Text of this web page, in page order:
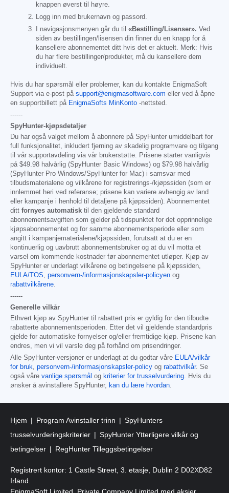
knappen øverst til høyre.
Logg inn med brukernavn og passord.
I navigasjonsmenyen går du til «Bestilling/Lisenser». Ved
siden av bestillingen/lisensen din finner du en knapp for å
kansellere abonnementet ditt hvis det er aktuelt. Merk: Hvis
du har flere bestillinger/produkter, må du kansellere dem
individuelt.
Hvis du har spørsmål eller problemer, kan du kontakte EnigmaSoft
Support via e-post på support@enigmasoftware.com eller ved å åpne
en supportbillett på EnigmaSofts MinKonto -nettsted.
------
SpyHunter-kjøpsdetaljer
Du har også valget mellom å abonnere på SpyHunter umiddelbart for
full funksjonalitet, inkludert fjerning av skadelig programvare og tilgang
til vår supportavdeling via vår brukerstøtte. Prisene starter vanligvis
på $49.98 halvårlig (SpyHunter Basic Windows) og $79.98 halvårlig
(SpyHunter Pro Windows/SpyHunter for Mac) i samsvar med
tilbudsmaterialene og vilkårene for registrerings-/kjøpssiden (som er
innlemmet heri ved referanse; prisene kan variere avhengig av land
eller kampanje i henhold til detaljene på kjøpssiden). Abonnementet
ditt fornyes automatisk til den gjeldende standard
abonnementsavgiften som gjelder på tidspunktet for det opprinnelige
kjøpsabonnementet og for samme abonnementsperiode eller som
angitt i kampanjematerialene/kjøpssiden, forutsatt at du er en
kontinuerlig og uavbrutt abonnementsbruker og at du vil motta et
varsel om kommende kostnader før abonnementet utløper. Kjøp av
SpyHunter er underlagt vilkårene og betingelsene på kjøpssiden,
EULA/TOS, personvern-/informasjonskapsler-policyen og
rabattvilkårene.
------
Generelle vilkår
Ethvert kjøp av SpyHunter til rabattert pris er gyldig for den tilbudte
rabatterte abonnementsperioden. Etter det vil gjeldende standardpris
gjelde for automatiske fornyelser og/eller fremtidige kjøp. Prisene kan
endres, men vi vil varsle deg på forhånd om prisendringer.
Alle SpyHunter-versjoner er underlagt at du godtar våre EULA/vilkår
for bruk, personvern-/informasjonskapsler-policy og rabattvilkår. Se
også våre vanlige spørsmål og kriterier for trusselvurdering. Hvis du
ønsker å avinstallere SpyHunter, kan du lære hvordan.
Hjem Program Avinstaller trinn
SpyHunters
trusselvurderingskriterier
SpyHunter Ytterligere vilkår og
betingelser
RegHunter Tilleggsbetingelser
Registrert kontor: 1 Castle Street, 3. etasje, Dublin 2 D02XD82
Irland.